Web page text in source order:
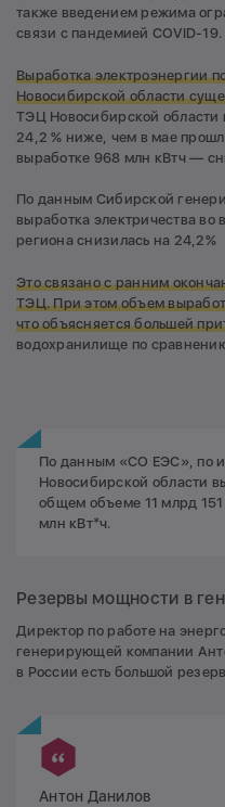
также введением режима
связи с пандемией COVID-19.
Выработка электроэнергии
Новосибирской области
ТЭЦ Новосибирской области
24,2 % ниже, чем в мае
выработке 968 млн кВтч —
По данным Сибирской
выработка электричества
региона снизилась на 24,2%
Это связано с ранним
ТЭЦ. При этом объем
что объясняется большей
водохранилище по
По данным «СО ЕЭС», по
Новосибирской области
общем объеме 11 млрд
млн кВт*ч.
Резервы мощности в
Директор по работе на
генерирующей компании
в России есть большой
Антон Данилов